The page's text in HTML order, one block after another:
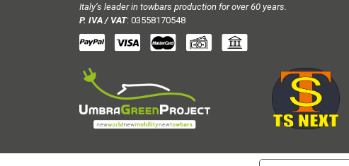
Italy’s leader in towbars production for over 60 years.
P. IVA / VAT: 03558170548